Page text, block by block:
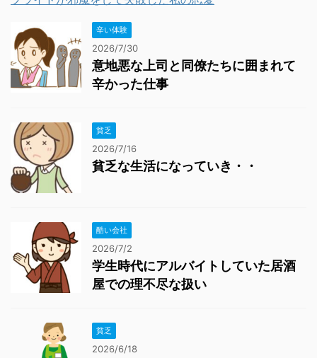
辛い体験
2026/7/30
意地悪な上司と同僚たちに囲まれて
辛かった仕事
貧乏
2026/7/16
貧乏な生活になっていき・・
酷い会社
2026/7/2
学生時代にアルバイトしていた居酒
屋での理不尽な扱い
貧乏
2026/6/18